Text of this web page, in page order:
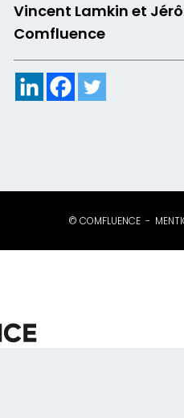
Vincent Lamkin et
Comfluence
© COMFLUENCE